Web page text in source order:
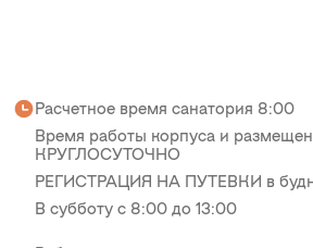
Расчетное время санатория 8:00
Время работы корпуса и
КРУГЛОСУТОЧНО
РЕГИСТРАЦИЯ НА ПУТЕВКИ в
В субботу с 8:00 до 13:00